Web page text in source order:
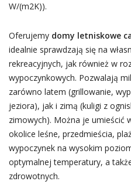
W/(m2K)).
Oferujemy domy letniskowe
idealnie sprawdzają się na
rekreacyjnych, jak również w
wypoczynkowych. Pozwalają
zarówno latem (grillowanie,
jeziora), jak i zimą (kuligi z
zimowych). Można je umieścić
okolice leśne, przedmieścia,
wypoczynek na wysokim
optymalnej temperatury, a
zdrowotnych.